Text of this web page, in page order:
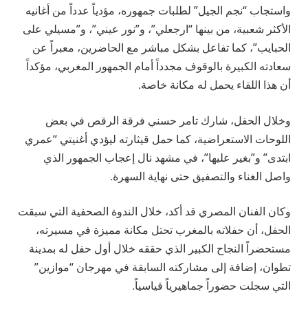
واستجاب “نجم الجيل” لطلبات جمهوره، مؤدياً عدداً من أغانيه
الأكثر شعبية، من بينها “ارجعلي”، و”نور عيني”، و”مسيلي على
الحبايب”، كما تفاعل بشكل مباشر مع الحاضرين، معبراً عن
سعادته الكبيرة بالوقوف مجدداً أمام الجمهور المغربي، مؤكداً
أن هذا اللقاء يحمل له مكانة خاصة.
وخلال الحفل، شارك تامر حسني فرقة الرقص في بعض
اللوحات الاستعراضية، كما حمل قيثارته ليؤدي أغنيتي “عمري
ابتدى” و”بغير عليها”، في مشهد نال إعجاب الجمهور الذي
واصل الغناء والتصفيق حتى نهاية السهرة.
وكان الفنان المصري قد أكد، خلال الندوة الصحفية التي سبقت
الحفل، أن حفلاته بالمغرب تحتل مكانة مميزة في مسيرته،
مستحضراً النجاح الكبير الذي حققه خلال أول حفل له بمدينة
تطوان، إضافة إلى مشاركته السابقة في مهرجان “موازين”
التي سجلت حضوراً جماهيرياً قياسياً.